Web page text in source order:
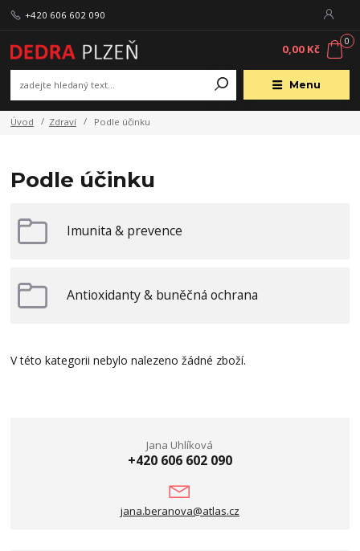
Menu
+420 606 602 090
0
0,00 Kč
Úvod Zdraví Podle účinku
Podle účinku
Imunita & prevence
Antioxidanty & buněčná ochrana
V této kategorii nebylo nalezeno žádné zboží.
Jana Uhlíková
+420 606 602 090
jana.beranova@atlas.cz